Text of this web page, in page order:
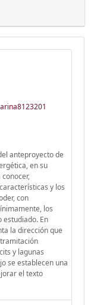
anteproyecto de
en su
y los
con
los
estudiado. En
la dirección que
y lagunas
se establecen una
el texto